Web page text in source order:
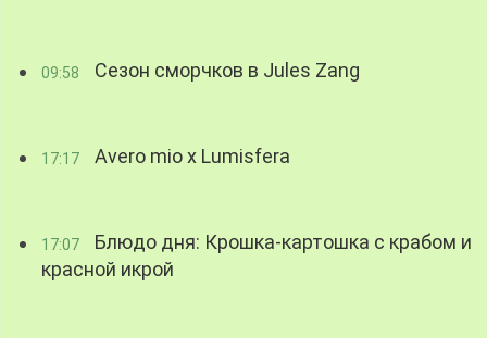
09:58 Сезон сморчков в Jules Zang
17:17 Avero mio x Lumisfera
17:07
Блюдо дня: Крошка-картошка с крабом и
красной икрой